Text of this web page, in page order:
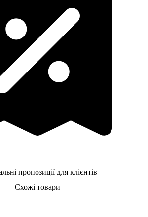
пропозиції для клієнтів
Схожі товари